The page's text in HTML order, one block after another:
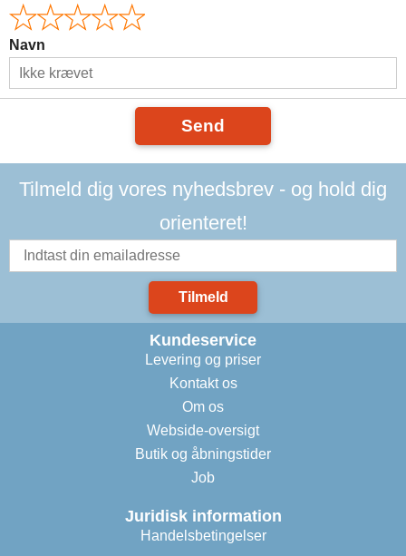
Navn
Send
Tilmeld dig vores nyhedsbrev - og hold dig
orienteret!
Tilmeld
Kundeservice
Levering og priser
Kontakt os
Om os
Webside-oversigt
Butik og åbningstider
Job
Juridisk information
Handelsbetingelser